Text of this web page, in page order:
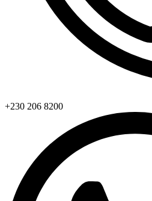
+230 206 8200